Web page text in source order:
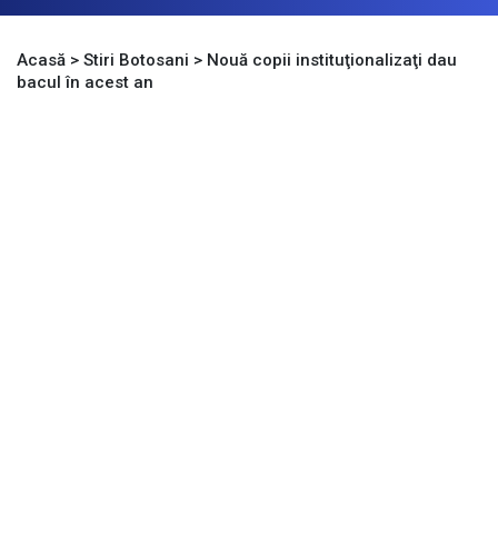
Acasă > Stiri Botosani > Nouă copii instituţionalizaţi dau
bacul în acest an